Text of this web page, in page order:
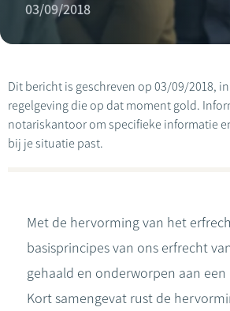
03/09/2018
Dit bericht is geschreven op 03/09/2018,
regelgeving die op dat moment gold.
notariskantoor om specifieke informatie
bij je situatie past.
Met de hervorming van het
basisprincipes van ons erfrecht
gehaald en onderworpen aan
Kort samengevat rust de